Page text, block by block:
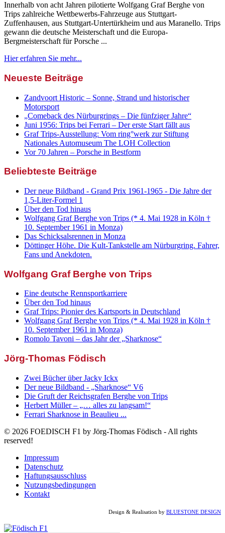
Innerhalb von acht Jahren pilotierte Wolfgang Graf Berghe von
Trips zahlreiche Wettbewerbs-Fahrzeuge aus Stuttgart-
Zuffenhausen, aus Stuttgart-Untertürkheim und aus Maranello. Trips
gewann die deutsche Meisterschaft und die Europa-
Bergmeisterschaft für Porsche ...
Hier erfahren Sie mehr...
Neueste Beiträge
Zandvoort Historic – Sonne, Strand und historischer
Motorsport
„Comeback des Nürburgrings – Die fünfziger Jahre“
Juni 1956: Trips bei Ferrari – Der erste Start fällt aus
Graf Trips-Ausstellung: Vom ring°werk zur Stiftung
Nationales Automuseum The LOH Collection
Vor 70 Jahren – Porsche in Bestform
Beliebteste Beiträge
Der neue Bildband - Grand Prix 1961-1965 - Die Jahre der
1,5-Liter-Formel 1
Über den Tod hinaus
Wolfgang Graf Berghe von Trips (* 4. Mai 1928 in Köln †
10. September 1961 in Monza)
Das Schicksalsrennen in Monza
Döttinger Höhe. Die Kult-Tankstelle am Nürburgring. Fahrer,
Fans und Anekdoten.
Wolfgang Graf Berghe von Trips
Eine deutsche Rennsportkarriere
Über den Tod hinaus
Graf Trips: Pionier des Kartsports in Deutschland
Wolfgang Graf Berghe von Trips (* 4. Mai 1928 in Köln †
10. September 1961 in Monza)
Romolo Tavoni – das Jahr der „Sharknose“
Jörg-Thomas Födisch
Zwei Bücher über Jacky Ickx
Der neue Bildband - „Sharknose“ V6
Die Gruft der Reichsgrafen Berghe von Trips
Herbert Müller – „… alles zu langsam!“
Ferrari Sharknose in Beaulieu ...
© 2026 FOEDISCH F1 by Jörg-Thomas Födisch - All rights
reserved!
Impressum
Datenschutz
Haftungsausschluss
Nutzungsbedingungen
Kontakt
Design & Realisation by BLUESTONE DESIGN